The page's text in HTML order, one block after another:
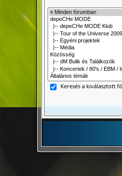
Keresés a kiválasztott